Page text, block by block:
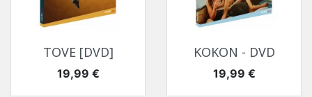
TOVE [DVD]
Prix
19,99 €
KOKON - DVD
Prix
19,99 €